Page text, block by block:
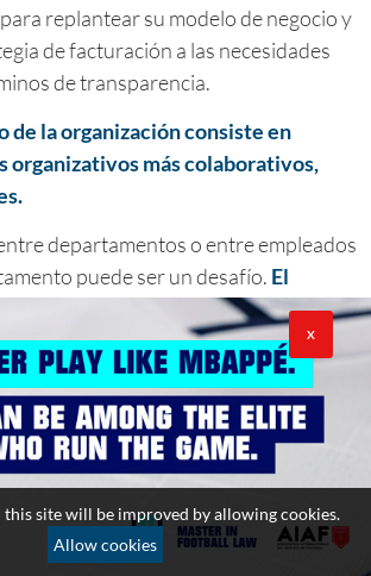
replantear su modelo de negocio y
de facturación a las necesidades
de transparencia.
de la organización consiste en
organizativos más colaborativos,
departamentos o entre empleados
puede ser un desafío. El
suele ser visto como el patito
al que se suele consultar como
que hace que el cumplimiento sea
de diseño puede abordar esta
la interacción con todas las partes
clara y comprensible y, por lo
X
this site will be improved by allowing cookies.
Allow cookies